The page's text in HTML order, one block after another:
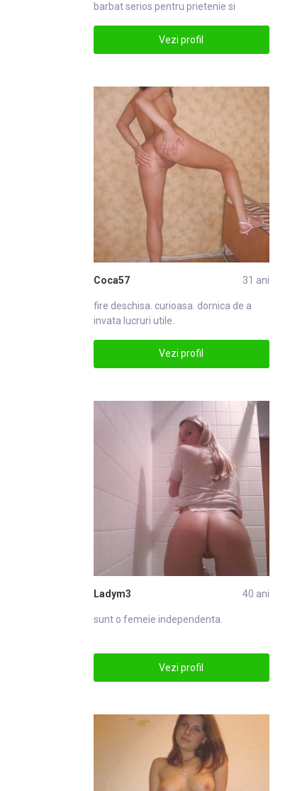
barbat serios pentru prietenie si
Vezi profil
Coca57 31 ani
fire deschisa. curioasa. dornica de a
invata lucruri utile.
Vezi profil
Ladym3 40 ani
sunt o femeie independenta.
Vezi profil